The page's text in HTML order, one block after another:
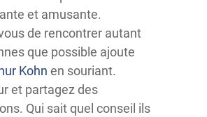
et amusante.
de rencontrer autant
que possible ajoute
Kohn en souriant.
et partagez des
Qui sait quel conseil ils